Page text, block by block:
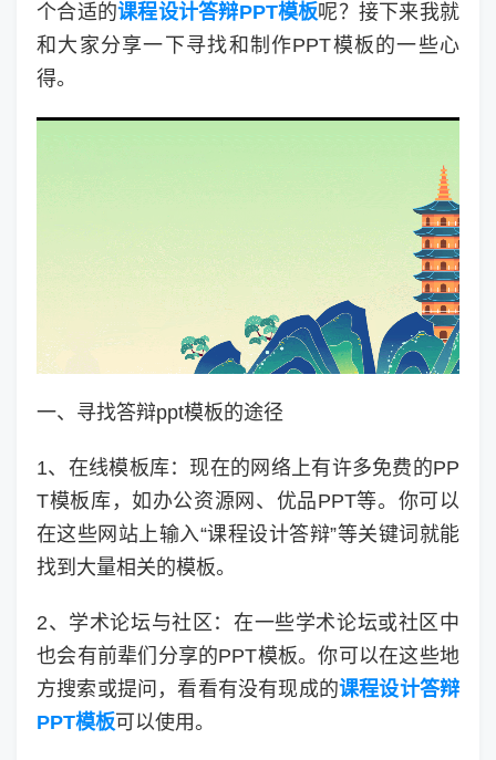
个合适的课程设计答辩PPT模板呢？接下来我就
和大家分享一下寻找和制作PPT模板的一些心
得。
一、寻找答辩ppt模板的途径
1、在线模板库：现在的网络上有许多免费的PP
T模板库，如办公资源网、优品PPT等。你可以
在这些网站上输入“课程设计答辩”等关键词就能
找到大量相关的模板。
2、学术论坛与社区：在一些学术论坛或社区中
也会有前辈们分享的PPT模板。你可以在这些地
方搜索或提问，看看有没有现成的课程设计答辩
PPT模板可以使用。